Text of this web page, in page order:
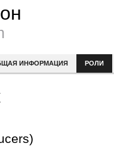
ИНФОРМАЦИЯ РОЛИ